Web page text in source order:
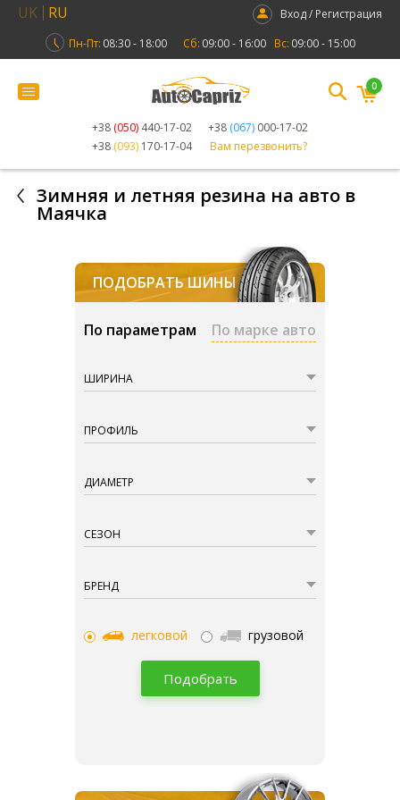
UK RU
Вход / Регистрация
Пн-Пт: 08:30 - 18:00 Сб: 09:00 - 16:00 Вс: 09:00 - 15:00
+38 (050) 440-17-02 +38 (067) 000-17-02
+38 (093) 170-17-04 Вам перезвонить?
0
Зимняя и летняя резина на авто в
Маячка
ПОДОБРАТЬ ШИНЫ
По параметрам По марке авто
ШИРИНА
ПРОФИЛЬ
ДИАМЕТР
СЕЗОН
БРЕНД
легковой грузовой
Подобрать